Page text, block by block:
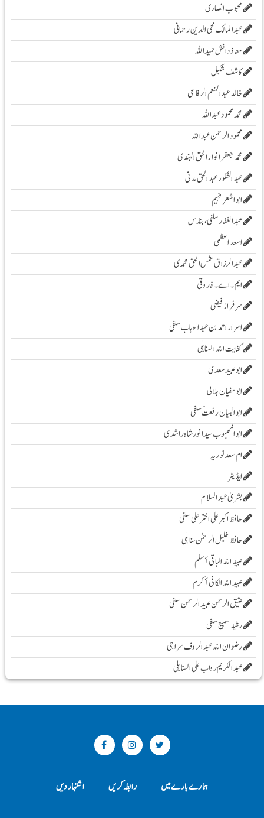
محبوب انصاری
عبدالمالک محی الدین رحمانی
معاذ دانش حمید اللہ
کاشف شکیل
خالد عبدالمنعم الرفاعی
محمد محمود عبداللہ
محمود الرحمن عبد اللہ
محمد جعفر انوار الحق الہندی
عبد الشکور عبد الحق مدنی
ابو اشعر فہیم
عبدالغفار سلفی، بنارس
اسعد اعظمی
عبدالرزاق شمس الحق محمدی
ایم۔ اے۔ فاروقی
سرفراز فیضی
اسرار احمد بن عبدالوہاب سلفی
کفایت اللہ السنابلی
ابوعبید سعدی
ابو سفیان ہلالی
ابوالبیان رفعت ؔسلفی
ابوالمحبوب سیدانورشاہ راشدی
ام سعدنوریہ
ایڈیٹر
بشریٰ عبد السلام
حافظ اکبر علی اخترعلی سلفی
حافظ خلیل الرحمٰن سنابلی
عبید اللہ الباقی أسلم
عبید اللہ الکافی أکرم
عتیق الرحمن عبید الرحمن سلفی
رشید سمیع سلفی
رضوان اللہ عبد الروف سراجی
عبد الکریم رواب علی السنابلی
ہمارے بارے میں رابطہ کریں اشتہار دیں